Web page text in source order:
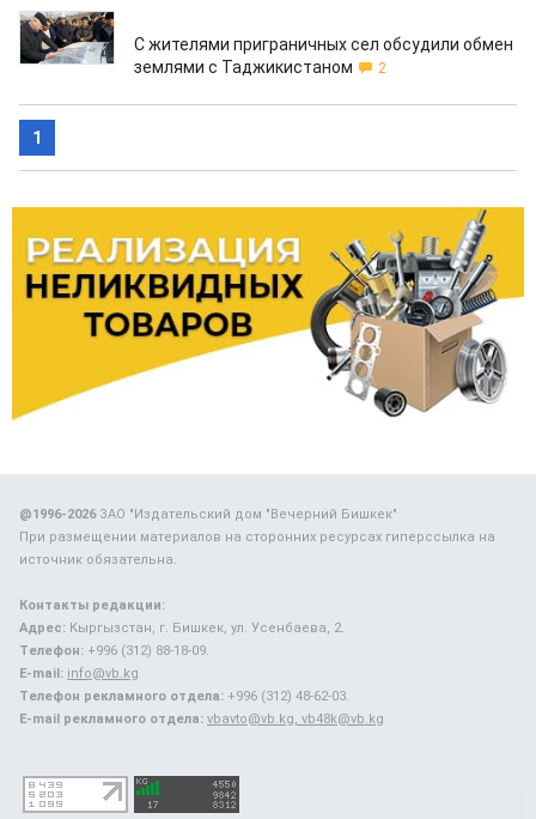
08.02.2020
С жителями приграничных сел обсудили обмен
землями с Таджикистаном
2
1
@1996-2026ЗАО "Издательский дом "Вечерний Бишкек"
При размещении материалов на сторонних ресурсах гиперссылка на
источник обязательна.
Контакты редакции:
Адрес: Кыргызстан, г. Бишкек, ул. Усенбаева, 2.
Телефон: +996 (312) 88-18-09.
E-mail: info@vb.kg
Телефон рекламного отдела: +996 (312) 48-62-03.
E-mail рекламного отдела: vbavto@vb.kg, vb48k@vb.kg